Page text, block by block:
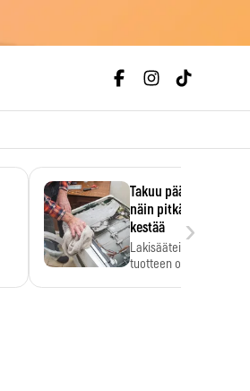
Takuu päättyi,
näin pitkään
kestää
Lakisääteinen
tuotteen oletetun
›